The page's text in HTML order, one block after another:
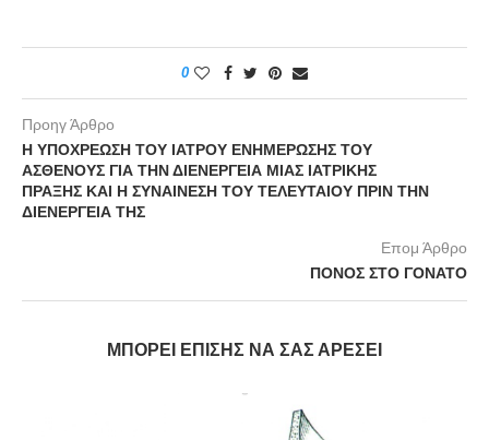
0
Προηγ Άρθρο
Η ΥΠΟΧΡΕΩΣΗ ΤΟΥ ΙΑΤΡΟΥ ΕΝΗΜΕΡΩΣΗΣ ΤΟΥ
ΑΣΘΕΝΟΥΣ ΓΙΑ ΤΗΝ ΔΙΕΝΕΡΓΕΙΑ ΜΙΑΣ ΙΑΤΡΙΚΗΣ
ΠΡΑΞΗΣ ΚΑΙ Η ΣΥΝΑΙΝΕΣΗ ΤΟΥ ΤΕΛΕΥΤΑΙΟΥ ΠΡΙΝ ΤΗΝ
ΔΙΕΝΕΡΓΕΙΑ ΤΗΣ
Επομ Άρθρο
ΠΟΝΟΣ ΣΤΟ ΓΟΝΑΤΟ
ΜΠΟΡΕΊ ΕΠΊΣΗΣ ΝΑ ΣΑΣ ΑΡΈΣΕΙ